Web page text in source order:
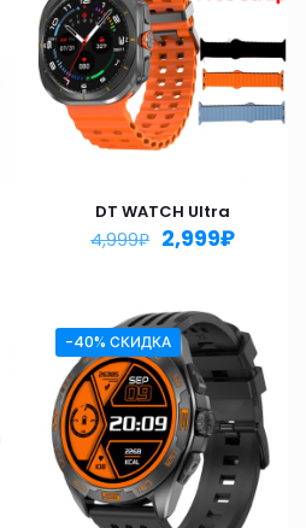
DT WATCH Ultra
4,999₽ 2,999₽
-40% СКИДКА